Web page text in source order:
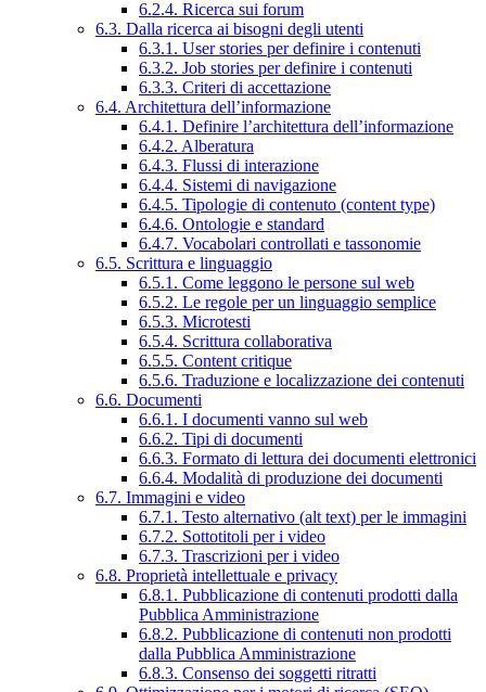
6.2.4. Ricerca sui forum
6.3. Dalla ricerca ai bisogni degli utenti
6.3.1. User stories per definire i contenuti
6.3.2. Job stories per definire i contenuti
6.3.3. Criteri di accettazione
6.4. Architettura dell’informazione
6.4.1. Definire l’architettura dell’informazione
6.4.2. Alberatura
6.4.3. Flussi di interazione
6.4.4. Sistemi di navigazione
6.4.5. Tipologie di contenuto (content type)
6.4.6. Ontologie e standard
6.4.7. Vocabolari controllati e tassonomie
6.5. Scrittura e linguaggio
6.5.1. Come leggono le persone sul web
6.5.2. Le regole per un linguaggio semplice
6.5.3. Microtesti
6.5.4. Scrittura collaborativa
6.5.5. Content critique
6.5.6. Traduzione e localizzazione dei contenuti
6.6. Documenti
6.6.1. I documenti vanno sul web
6.6.2. Tipi di documenti
6.6.3. Formato di lettura dei documenti elettronici
6.6.4. Modalità di produzione dei documenti
6.7. Immagini e video
6.7.1. Testo alternativo (alt text) per le immagini
6.7.2. Sottotitoli per i video
6.7.3. Trascrizioni per i video
6.8. Proprietà intellettuale e privacy
6.8.1. Pubblicazione di contenuti prodotti dalla
Pubblica Amministrazione
6.8.2. Pubblicazione di contenuti non prodotti
dalla Pubblica Amministrazione
6.8.3. Consenso dei soggetti ritratti